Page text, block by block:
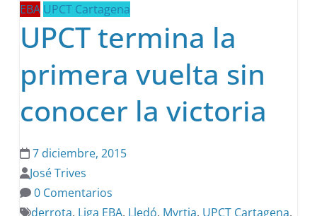
EBA UPCT Cartagena
UPCT termina la
primera vuelta sin
conocer la victoria
7 diciembre, 2015
José Trives
0 Comentarios
derrota, Liga EBA, Lledó, Myrtia, UPCT Cartagena,